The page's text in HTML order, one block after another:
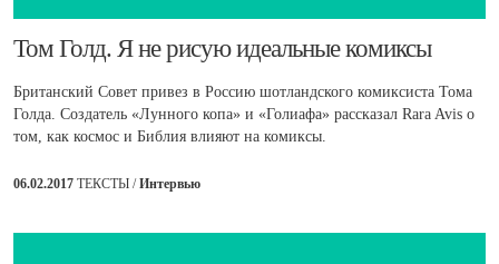
​Том Голд. Я не рисую идеальные комиксы
Британский Совет привез в Россию шотландского комиксиста Тома
Голда. Создатель «Лунного копа» и «Голиафа» рассказал Rara Avis о
том, как космос и Библия влияют на комиксы.
06.02.2017 ТЕКСТЫ /Интервью